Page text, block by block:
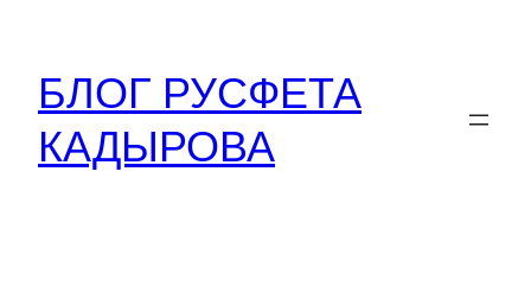
содержимому
БЛОГ РУСФЕТА
КАДЫРОВА